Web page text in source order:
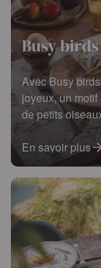
Busy birds
Avec Busy
joyeux, un
de petits
En savoir plus